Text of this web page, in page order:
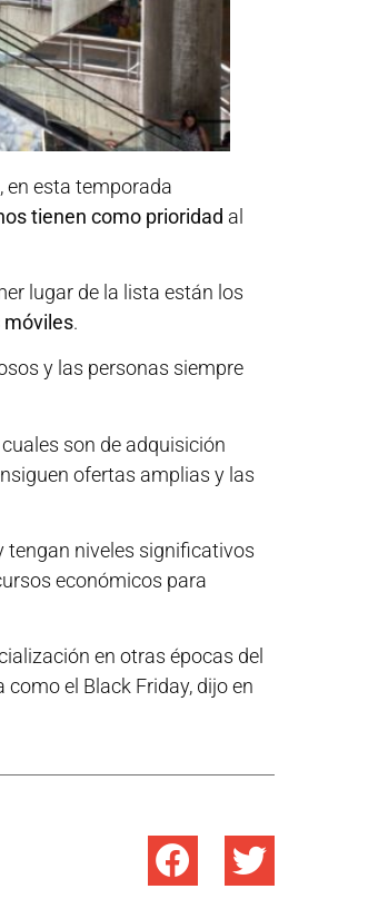
, en esta temporada
tienen como prioridad al
lugar de la lista están los
.
y las personas siempre
cuales son de adquisición
ofertas amplias y las
tengan niveles significativos
económicos para
en otras épocas del
el Black Friday, dijo en